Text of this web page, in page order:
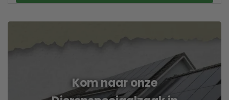
Kom naar onze